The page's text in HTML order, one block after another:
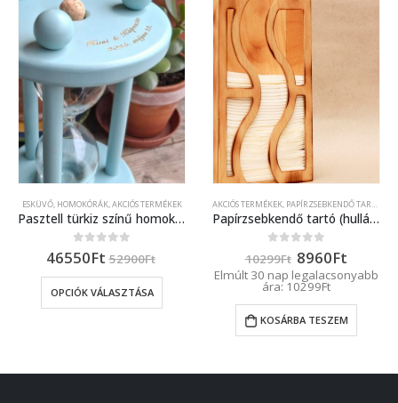
ESKÜVŐ, HOMOKÓRÁK,AKCIÓS TERMÉKEK
Pasztell türkiz színű homokóra bükkfából, esküvőre
0out of 5
46550Ft 52900Ft
OPCIÓK VÁLASZTÁSA
AKCIÓS TERMÉKEK, PAPÍRZSEBKENDŐ TARTÓK
Papírzsebkendő tartó (hullámokkal)
out of 5
10299Ft Original
price
was:
8960Ft
price
is:
Elmúlt 30 nap legalacsonyabb
ára: 10299Ft
KOSÁRBA TESZEM